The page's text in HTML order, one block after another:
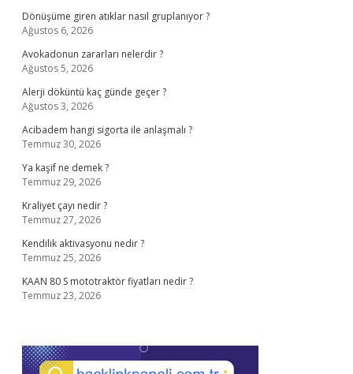
Dönüşüme giren atıklar nasıl gruplanıyor ?
Ağustos 6, 2026
Avokadonun zararları nelerdir ?
Ağustos 5, 2026
Alerji döküntü kaç günde geçer ?
Ağustos 3, 2026
Acibadem hangi sigorta ile anlaşmalı ?
Temmuz 30, 2026
Ya kaşif ne demek ?
Temmuz 29, 2026
Kraliyet çayı nedir ?
Temmuz 27, 2026
Kendilik aktivasyonu nedir ?
Temmuz 25, 2026
KAAN 80 S mototraktör fiyatları nedir ?
Temmuz 23, 2026